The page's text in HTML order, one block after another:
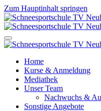
Zum Hauptinhalt springen
Home
Kurse & Anmeldung
Mediathek
Unser Team
Nachwuchs &
Sonstige Angebote